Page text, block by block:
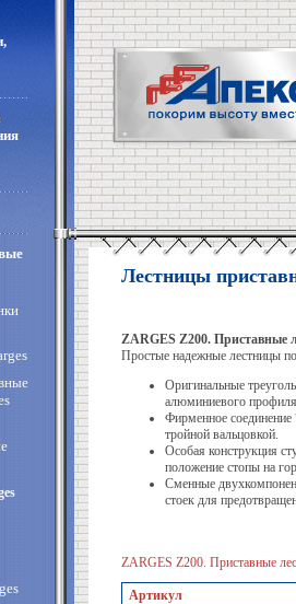
Лестницы
ZARGES Z200. Приставные
Простые надежные лестницы
Оригинальные
алюминиевого
Фирменное соединение
тройной вальцовкой.
Особая конструкция
положение стопы на
Сменные
стоек для
ZARGES Z200. Приставные
Артикул